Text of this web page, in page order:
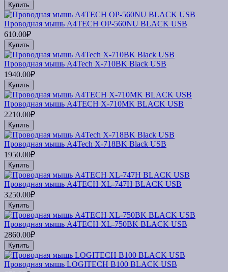
Купить
Проводная мышь A4TECH OP-560NU BLACK USB
610.00₽
Купить
Проводная мышь A4Tech X-710BK Black USB
1940.00₽
Купить
Проводная мышь A4TECH X-710MK BLACK USB
2210.00₽
Купить
Проводная мышь A4Tech X-718BK Black USB
1950.00₽
Купить
Проводная мышь A4TECH XL-747H BLACK USB
3250.00₽
Купить
Проводная мышь A4TECH XL-750BK BLACK USB
2860.00₽
Купить
Проводная мышь LOGITECH B100 BLACK USB